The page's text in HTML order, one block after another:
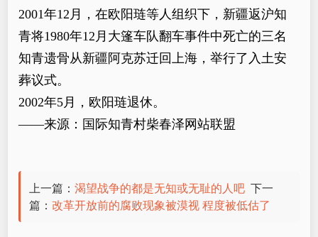
2001年12月，在欧阳琏等人组织下，新疆返沪知
青将1980年12月大篷车队翻车事件中死亡的三名
知青遗骨从新疆阿克苏迁回上海，举行了入土安
葬议式。
2002年5月，欧阳琏退休。
——来源：国际知青村柴春泽网站联盟
上一篇：渴望战争的都是无知或无耻的人吧 下一
篇：改革开放前的腐败现象被漠视 程度被低估了